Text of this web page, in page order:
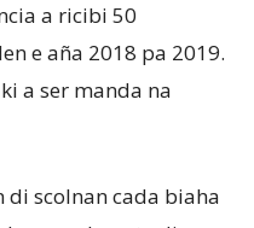
a ricibi 50
e aña 2018 pa 2019.
a ser manda na
di scolnan cada biaha